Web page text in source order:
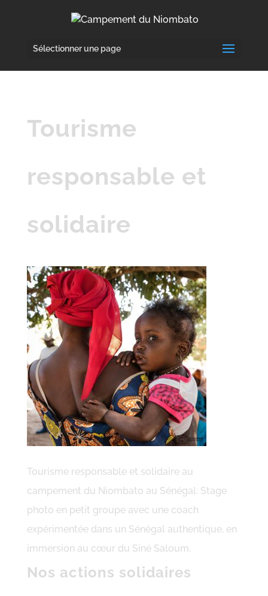
Sélectionner une page
Tourisme
responsable et
solidaire
Tourisme responsable et solidaire au
campement du Niombato au Sénégal: Stage
photo en petit groupe avec une coach
expérimentée dans un Sénégal authentique, en
immersion au cœur du Siné Saloum.
Nos actions solidaires